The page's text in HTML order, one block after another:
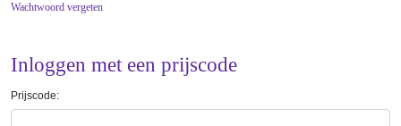
Wachtwoord vergeten
Inloggen met een prijscode
Prijscode: